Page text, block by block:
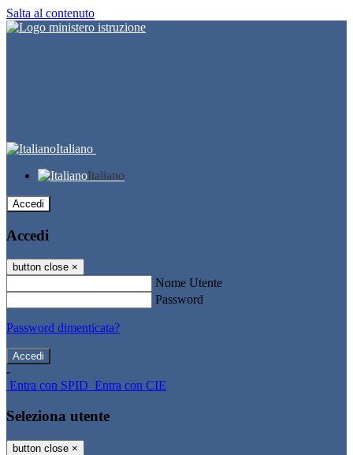
Salta al contenuto
Italiano
Italiano
Accedi
Accedi
button close ×
Nome Utente
Password
Password dimenticata?
-
Entra con SPID Entra con CIE
Seleziona utente
button close ×